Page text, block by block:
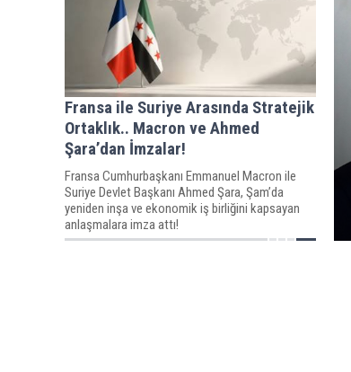
Fransa ile Suriye Arasında Stratejik
Ortaklık.. Macron ve Ahmed
Şara’dan İmzalar!
Fransa Cumhurbaşkanı Emmanuel Macron ile
Suriye Devlet Başkanı Ahmed Şara, Şam’da
yeniden inşa ve ekonomik iş birliğini kapsayan
anlaşmalara imza attı!